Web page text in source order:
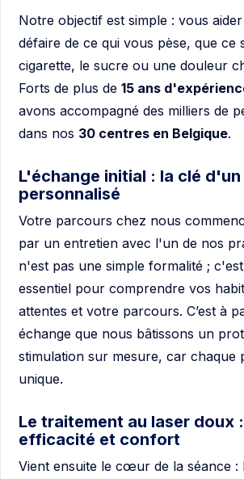
Notre objectif est simple : vous
défaire de ce qui vous pèse, que ce
cigarette, le sucre ou une douleur
Forts de plus de 15 ans
avons accompagné des milliers de
dans nos 30 centres en Belgique.
L'échange initial : la clé
personnalisé
Votre parcours chez nous
par un entretien avec l'un de nos
n'est pas une simple formalité ;
essentiel pour comprendre vos
attentes et votre parcours. C’est à
échange que nous bâtissons un
stimulation sur mesure, car chaque
unique.
Le traitement au laser doux :
efficacité et confort
Vient ensuite le cœur de la séance :